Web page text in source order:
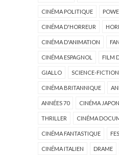
CINÉMA POLITIQUE
CINÉMA D'HORREUR
CINÉMA D'ANIMATION
CINÉMA ESPAGNOL FILM
GIALLO SCIENCE-FICTION
CINÉMA BRITANNIQUE
ANNÉES 70 CINÉMA
THRILLER CINÉMA
CINÉMA FANTASTIQUE
CINÉMA ITALIEN DRAME